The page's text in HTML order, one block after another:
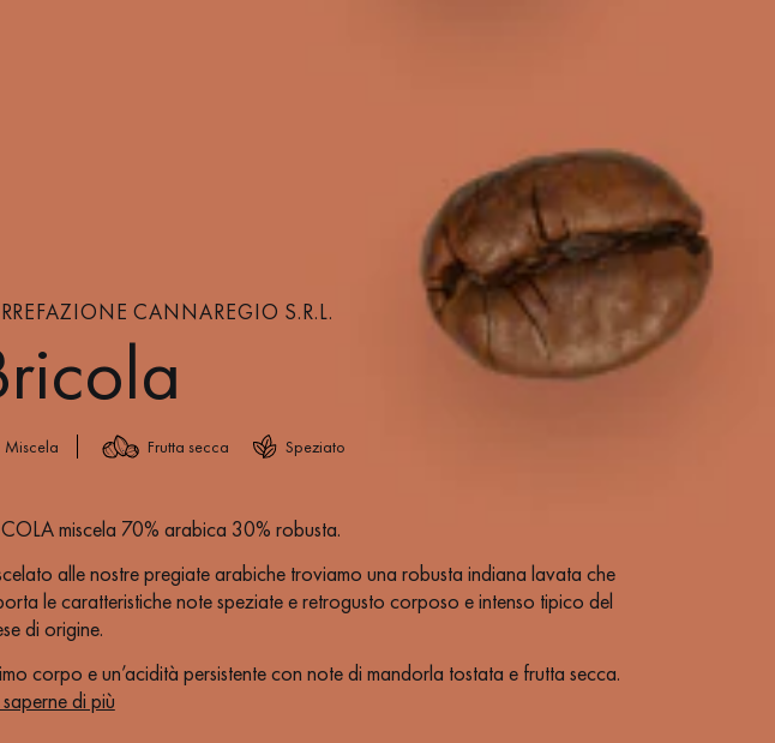
CANNAREGIO S.R.L.
Miscela Frutta secca Speziato
miscela 70% arabica 30% robusta.
alle nostre pregiate arabiche troviamo una robusta indiana lavata che
le caratteristiche note speziate e retrogusto corposo e intenso tipico del
di origine.
corpo e un’acidità persistente con note di mandorla tostata e frutta secca.
l’utilizzo in abbinamento a bevande a base di latte.
saperne di più